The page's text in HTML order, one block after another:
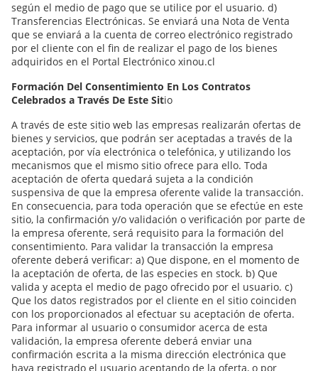
según el medio de pago que se utilice por el usuario. d)
Transferencias Electrónicas. Se enviará una Nota de Venta
que se enviará a la cuenta de correo electrónico registrado
por el cliente con el fin de realizar el pago de los bienes
adquiridos en el Portal Electrónico xinou.cl
Formación Del Consentimiento En Los Contratos
Celebrados a Través De Este Sitio
A través de este sitio web las empresas realizarán ofertas de
bienes y servicios, que podrán ser aceptadas a través de la
aceptación, por vía electrónica o telefónica, y utilizando los
mecanismos que el mismo sitio ofrece para ello. Toda
aceptación de oferta quedará sujeta a la condición
suspensiva de que la empresa oferente valide la transacción.
En consecuencia, para toda operación que se efectúe en este
sitio, la confirmación y/o validación o verificación por parte de
la empresa oferente, será requisito para la formación del
consentimiento. Para validar la transacción la empresa
oferente deberá verificar: a) Que dispone, en el momento de
la aceptación de oferta, de las especies en stock. b) Que
valida y acepta el medio de pago ofrecido por el usuario. c)
Que los datos registrados por el cliente en el sitio coinciden
con los proporcionados al efectuar su aceptación de oferta.
Para informar al usuario o consumidor acerca de esta
validación, la empresa oferente deberá enviar una
confirmación escrita a la misma dirección electrónica que
haya registrado el usuario aceptando de la oferta, o por